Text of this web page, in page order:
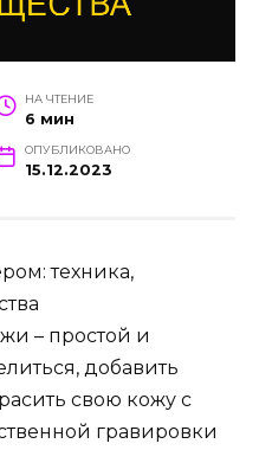
НА ЧТЕНИЕ
6 мин
ОПУБЛИКОВАНО
15.12.2023
техника,
– простой и
добавить
свою кожу с
гравировки